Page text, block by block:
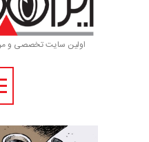
اولین سایت تخصصی و